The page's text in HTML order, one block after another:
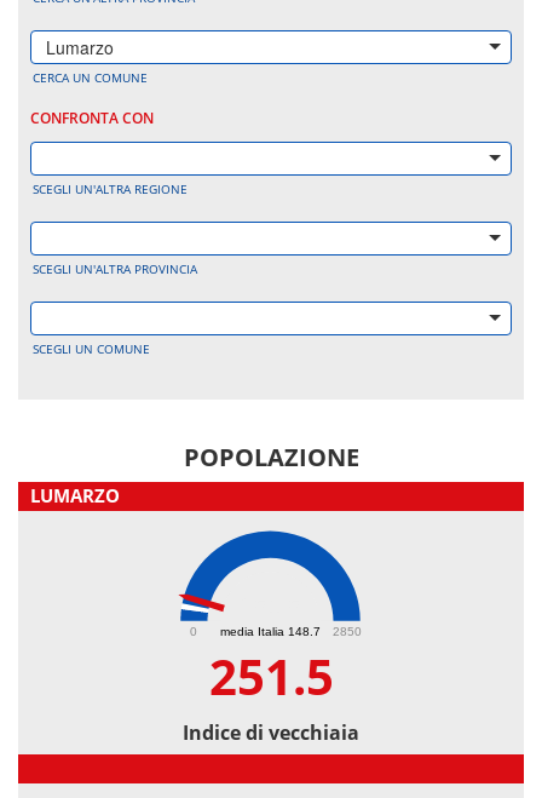
Lumarzo
CERCA UN COMUNE
CONFRONTA CON
SCEGLI UN'ALTRA REGIONE
SCEGLI UN'ALTRA PROVINCIA
SCEGLI UN COMUNE
POPOLAZIONE
LUMARZO
media Italia 148.7
0 2850
251.5
Indice di vecchiaia